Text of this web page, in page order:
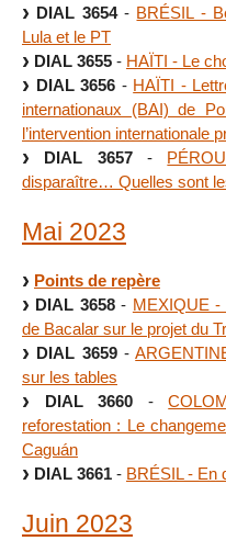
DIAL 3654- BRÉSIL -
Lula et le PT
DIAL 3655 - HAÏTI - Le
DIAL 3656 - HAÏTI -
internationaux (BAI) de
l’intervention internationale
DIAL 3657-
disparaître… Quelles sont
Mai 2023
Points de repère
DIAL 3658- MEXIQUE -
de Bacalar sur le projet du
DIAL 3659-
sur les tables
DIAL 3660 -
reforestation : Le
Caguán
DIAL 3661 - BRÉSIL - En
Juin 2023